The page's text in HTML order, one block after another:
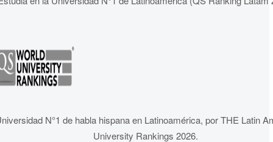
N°1 de habla hispana en Latinoamérica, por THE Latin
University Rankings 2026.